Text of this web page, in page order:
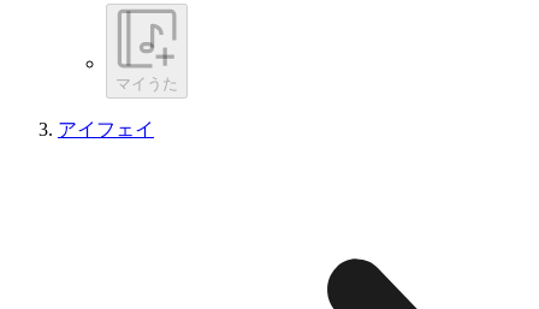
マイうた
アイフェイ